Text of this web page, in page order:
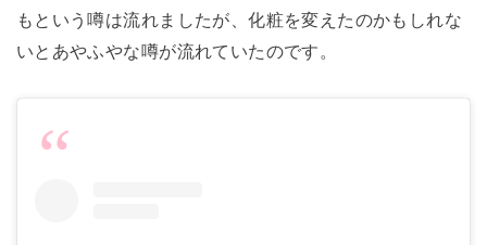
もという噂は流れましたが、化粧を変えたのかもしれな
いとあやふやな噂が流れていたのです。